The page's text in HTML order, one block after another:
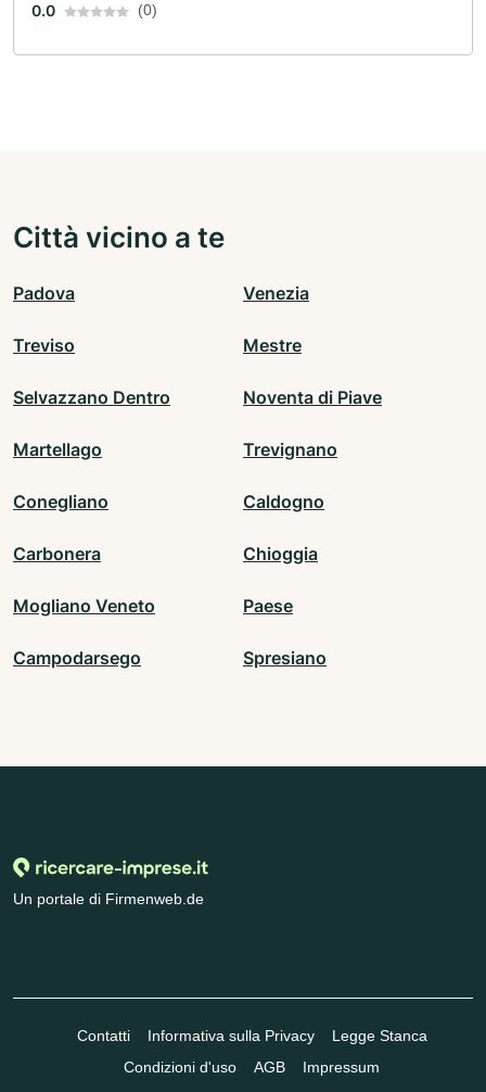
0.0
(0)
Città vicino a te
Padova Venezia
Treviso Mestre
Selvazzano Dentro Noventa di Piave
Martellago Trevignano
Conegliano Caldogno
Carbonera Chioggia
Mogliano Veneto Paese
Campodarsego Spresiano
Un portale di Firmenweb.de
Contatti Informativa sulla Privacy
Legge Stanca
Condizioni d'uso
AGB Impressum